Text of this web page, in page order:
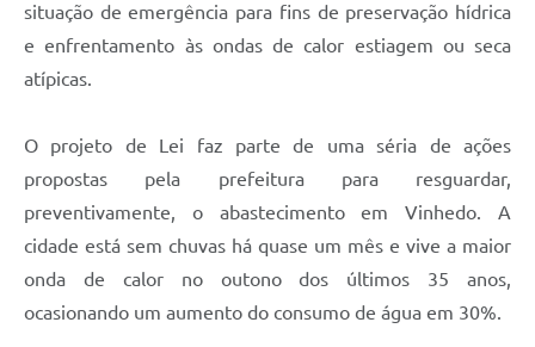
Serviços Online
situação de emergência para fins de preservação hídrica
e enfrentamento às ondas de calor estiagem ou seca
atípicas.
O projeto de Lei faz parte de uma séria de ações
propostas pela prefeitura para resguardar,
preventivamente, o abastecimento em Vinhedo. A
cidade está sem chuvas há quase um mês e vive a maior
onda de calor no outono dos últimos 35 anos,
ocasionando um aumento do consumo de água em 30%.